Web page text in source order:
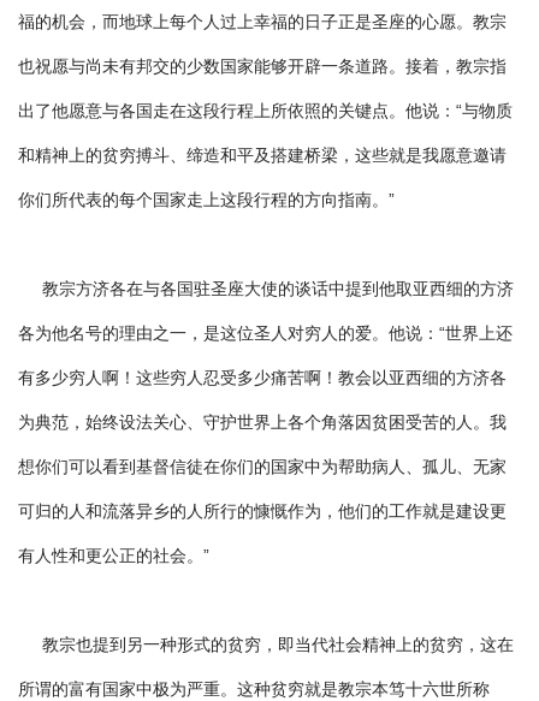
福的机会，而地球上每个人过上幸福的日子正是圣座的心愿。教宗
也祝愿与尚未有邦交的少数国家能够开辟一条道路。接着，教宗指
出了他愿意与各国走在这段行程上所依照的关键点。他说：“与物质
和精神上的贫穷搏斗、缔造和平及搭建桥梁，这些就是我愿意邀请
你们所代表的每个国家走上这段行程的方向指南。”
教宗方济各在与各国驻圣座大使的谈话中提到他取亚西细的方济
各为他名号的理由之一，是这位圣人对穷人的爱。他说：“世界上还
有多少穷人啊！这些穷人忍受多少痛苦啊！教会以亚西细的方济各
为典范，始终设法关心、守护世界上各个角落因贫困受苦的人。我
想你们可以看到基督信徒在你们的国家中为帮助病人、孤儿、无家
可归的人和流落异乡的人所行的慷慨作为，他们的工作就是建设更
有人性和更公正的社会。”
教宗也提到另一种形式的贫穷，即当代社会精神上的贫穷，这在
所谓的富有国家中极为严重。这种贫穷就是教宗本笃十六世所称